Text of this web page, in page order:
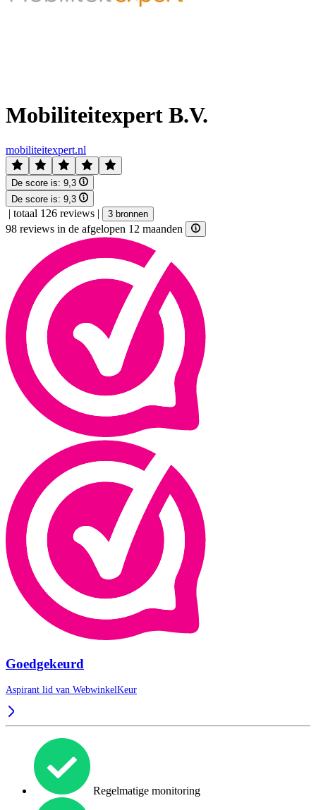
Mobiliteitexpert B.V.
mobiliteitexpert.nl
De score is: 9,3
De score is: 9,3
| totaal 126 reviews | 3 bronnen
98 reviews in de afgelopen 12 maanden
Goedgekeurd
Aspirant lid van WebwinkelKeur
Regelmatige monitoring